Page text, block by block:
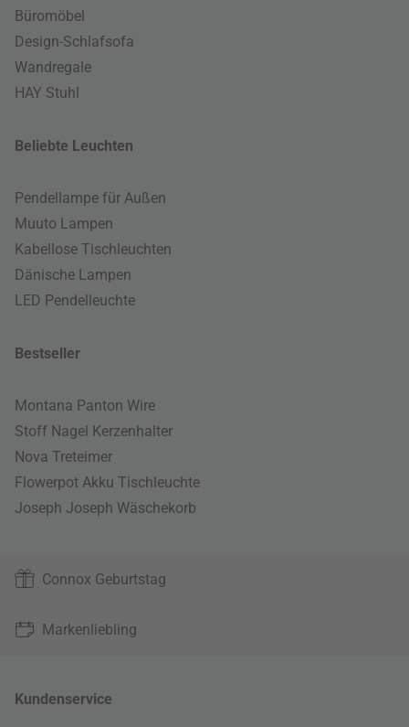
Büromöbel
Design-Schlafsofa
Wandregale
HAY Stuhl
Beliebte Leuchten
Pendellampe für Außen
Muuto Lampen
Kabellose Tischleuchten
Dänische Lampen
LED Pendelleuchte
Bestseller
Montana Panton Wire
Stoff Nagel Kerzenhalter
Nova Treteimer
Flowerpot Akku Tischleuchte
Joseph Joseph Wäschekorb
Connox Geburtstag
Markenliebling
Kundenservice